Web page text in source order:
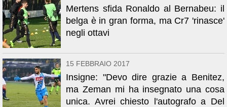
Mertens sfida Ronaldo al Bernabeu: il
belga è in gran forma, ma Cr7 'rinasce'
negli ottavi
15 FEBBRAIO 2017
Insigne: "Devo dire grazie a Benitez,
ma Zeman mi ha insegnato una cosa
unica. Avrei chiesto l'autografo a Del